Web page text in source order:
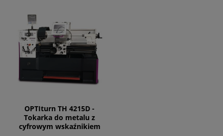
OPTIturn TH 4215D -
Tokarka do metalu z
cyfrowym wskaźnikiem